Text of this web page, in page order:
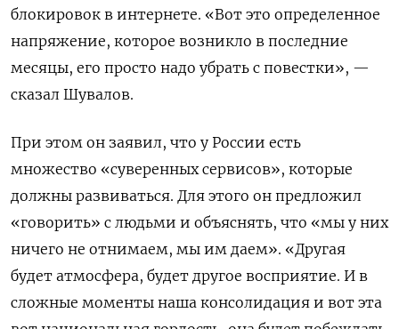
блокировок в интернете. «Вот это определенное
напряжение, которое возникло в последние
месяцы, его просто надо убрать с повестки», —
сказал Шувалов.
При этом он заявил, что у России есть
множество «суверенных сервисов», которые
должны развиваться. Для этого он предложил
«говорить» с людьми и объяснять, что «мы у них
ничего не отнимаем, мы им даем». «Другая
будет атмосфера, будет другое восприятие. И в
сложные моменты наша консолидация и вот эта